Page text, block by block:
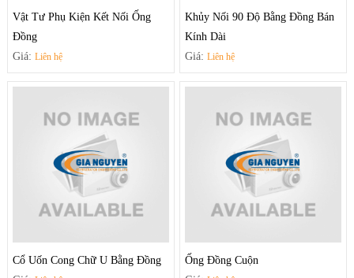
Vật Tư Phụ Kiện Kết Nối Ống
Đồng
Giá:Liên hệ
Khủy Nối 90 Độ Bằng Đồng Bán
Kính Dài
Giá: Liên hệ
Cổ Uốn Cong Chữ U Bằng Đồng
Ống Đồng Cuộn